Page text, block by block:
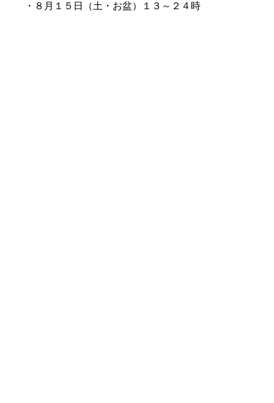
・８月１５日（土・お盆）１３～２４時